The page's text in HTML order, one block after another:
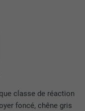
classe de réaction
foncé, chêne gris